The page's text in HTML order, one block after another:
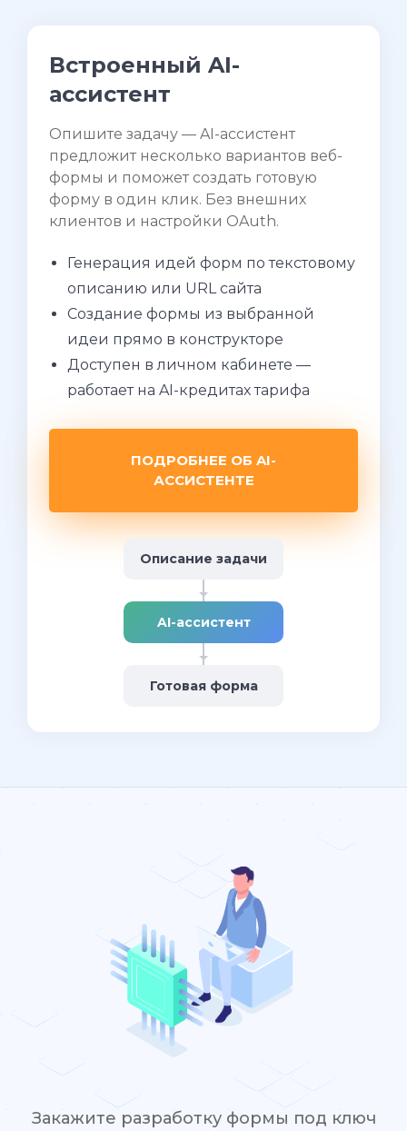
Встроенный AI-
ассистент
Опишите задачу — AI-ассистент
предложит несколько вариантов веб-
формы и поможет создать готовую
форму в один клик. Без внешних
клиентов и настройки OAuth.
Генерация идей форм по текстовому
описанию или URL сайта
Создание формы из выбранной
идеи прямо в конструкторе
Доступен в личном кабинете —
работает на AI-кредитах тарифа
ПОДРОБНЕЕ ОБ AI-
АССИСТЕНТЕ
Описание задачи
AI-ассистент
Готовая форма
Закажите разработку формы под ключ